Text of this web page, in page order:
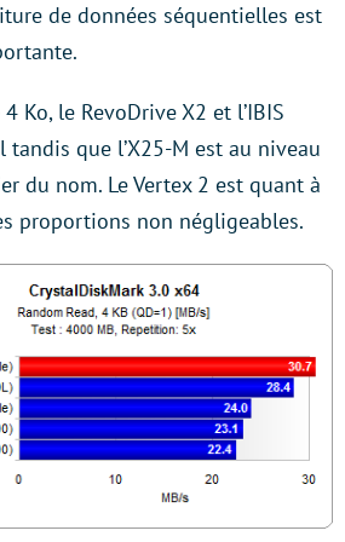
de données séquentielles est
Ko, le RevoDrive X2 et l’IBIS
que l’X25-M est au niveau
du nom. Le Vertex 2 est quant à
proportions non négligeables.